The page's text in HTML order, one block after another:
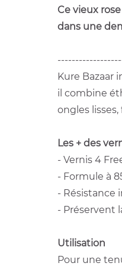
Ce vieux
dans une
Kure Bazaar
il combine
ongles lisses,
Les + des
- Vernis 4
- Formule à
- Résistance
- Préservent
Utilisation
Pour une